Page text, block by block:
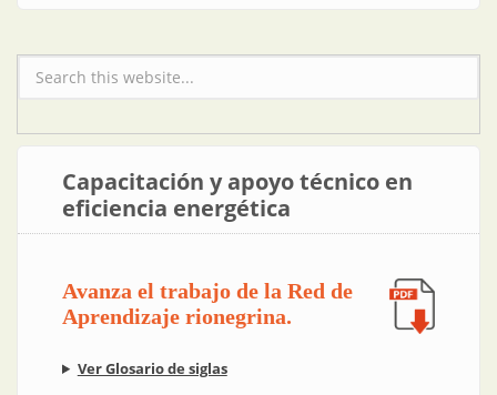
Formulario de búsqueda
Capacitación y apoyo técnico en
eficiencia energética
Avanza el trabajo de la Red de
Aprendizaje rionegrina.
Ver Glosario de siglas